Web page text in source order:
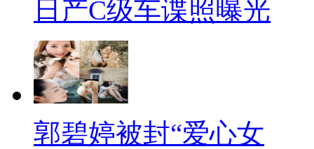
日产C级车谍照曝光
郭碧婷被封“爱心女